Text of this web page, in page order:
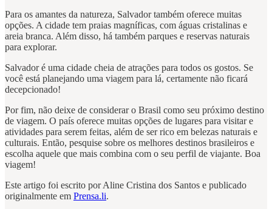
Para os amantes da natureza, Salvador também oferece muitas
opções. A cidade tem praias magníficas, com águas cristalinas e
areia branca. Além disso, há também parques e reservas naturais
para explorar.
Salvador é uma cidade cheia de atrações para todos os gostos. Se
você está planejando uma viagem para lá, certamente não ficará
decepcionado!
Por fim, não deixe de considerar o Brasil como seu próximo destino
de viagem. O país oferece muitas opções de lugares para visitar e
atividades para serem feitas, além de ser rico em belezas naturais e
culturais. Então, pesquise sobre os melhores destinos brasileiros e
escolha aquele que mais combina com o seu perfil de viajante. Boa
viagem!
Este artigo foi escrito por Aline Cristina dos Santos e publicado
originalmente em Prensa.li.